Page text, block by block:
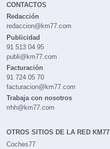
CONTACTOS
Redacción
redaccion@km77.com
Publicidad
91 513 04 95
publi@km77.com
Facturación
91 724 05 70
facturacion@km77.com
Trabaja con nosotros
rrhh@km77.com
OTROS SITIOS DE LA RED KM77
Coches77